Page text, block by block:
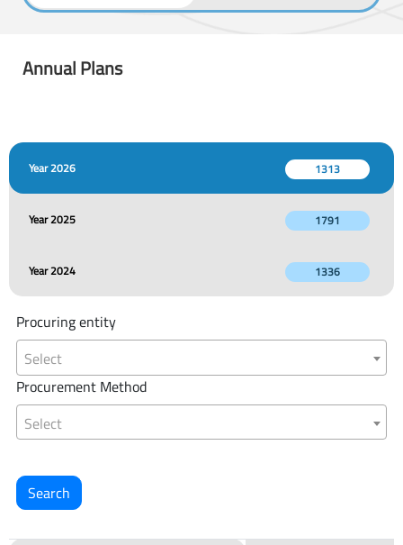
Annual Plans
Year 2026 1313
Year 2025 1791
Year 2024 1336
Procuring entity
Select
Procurement Method
Select